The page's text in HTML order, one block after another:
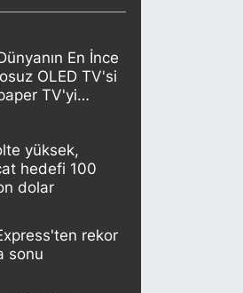
En İnce
OLED TV'si
TV'yi
yüksek,
hedefi 100
dolar
rekor
sonu